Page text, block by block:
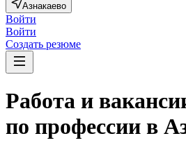
Азнакаево
Войти
Войти
Создать резюме
Работа и
по профессии в